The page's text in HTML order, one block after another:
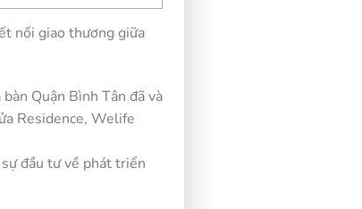
nối giao thương giữa
Quận Bình Tân đã và
Residence, Welife
đầu tư về phát triển